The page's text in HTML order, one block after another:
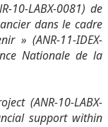
10-LABX-0081) de
dans le cadre
» (ANR-11-IDEX-
Nationale de la
(ANR-10-LABX-
support within